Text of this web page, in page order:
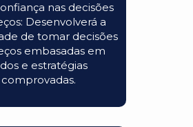
nas decisões
Desenvolverá a
de tomar decisões
embasadas em
e estratégias
comprovadas.